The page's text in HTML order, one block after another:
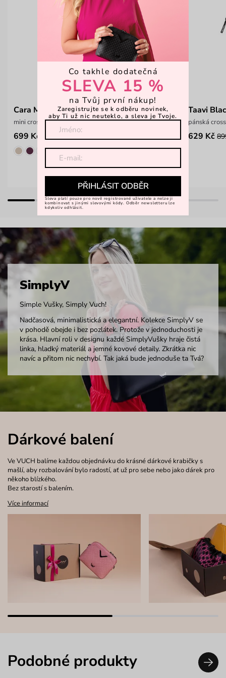
Cara Mini Black
mini crossbody kabelka
699 Kč 999 Kč
Taavi
pánská
629 Kč
SimplyV
Simple Vušky, Simply Vuch!
Nadčasová, minimalistická a elegantní. Kolekce SimplyV se
v pohodě obejde i bez pozlátek. Protože v jednoduchosti je
krása. Hlavní roli v designu každé SimplyVušky hraje čistá
linka, hladký materiál a jemné kovové detaily. Zkrátka nic
navíc a přitom nic nechybí. Tak jaká bude jednoduše ta Tvá?
Dárkové balení
Ve VUCH balíme každou objednávku do krásné dárkové krabičky s
mašlí, aby rozbalování bylo radostí, ať už pro sebe nebo jako dárek pro
někoho blízkého.
Bez starostí s balením.
Více informací
Podobné produkty
Co takhle dodatečná
SLEVA 15 %
na Tvůj první nákup!
Zaregistrujte se k odběru novinek,
aby Ti už nic neuteklo, a sleva je Tvoje.
PŘIHLÁSIT ODBĚR
Sleva platí pouze pro nově registrované uživatele a nelze ji
kombinovat s jinými slevovými kódy. Odběr newsletteru lze
kdykoliv odhlásit.